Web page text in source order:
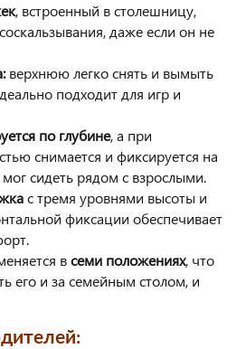
, встроенный в столешницу,
даже если он не
верхнюю легко снять и вымыть
подходит для игр и
по глубине, а при
снимается и фиксируется на
сидеть рядом с взрослыми.
с тремя уровнями высоты и
фиксации обеспечивает
всеми положениях, что
его и за семейным столом, и